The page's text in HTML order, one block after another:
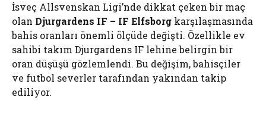
İsveç Allsvenskan Ligi’nde dikkat çeken bir maç
olan Djurgardens IF – IF Elfsborg karşılaşmasında
bahis oranları önemli ölçüde değişti. Özellikle ev
sahibi takım Djurgardens IF lehine belirgin bir
oran düşüşü gözlemlendi. Bu değişim, bahisçiler
ve futbol severler tarafından yakından takip
ediliyor.